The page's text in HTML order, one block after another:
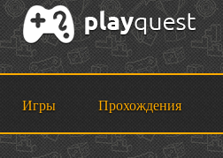
Игры Прохождения